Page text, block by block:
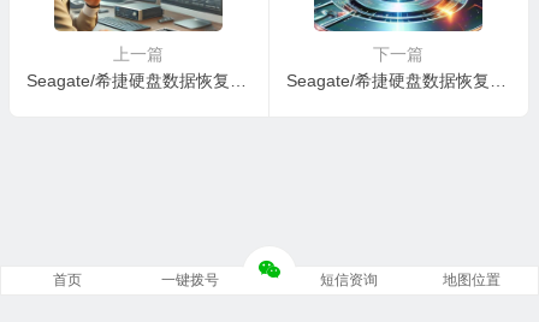
上一篇
下一篇
首页 一键拨号 短信资询 地图位置